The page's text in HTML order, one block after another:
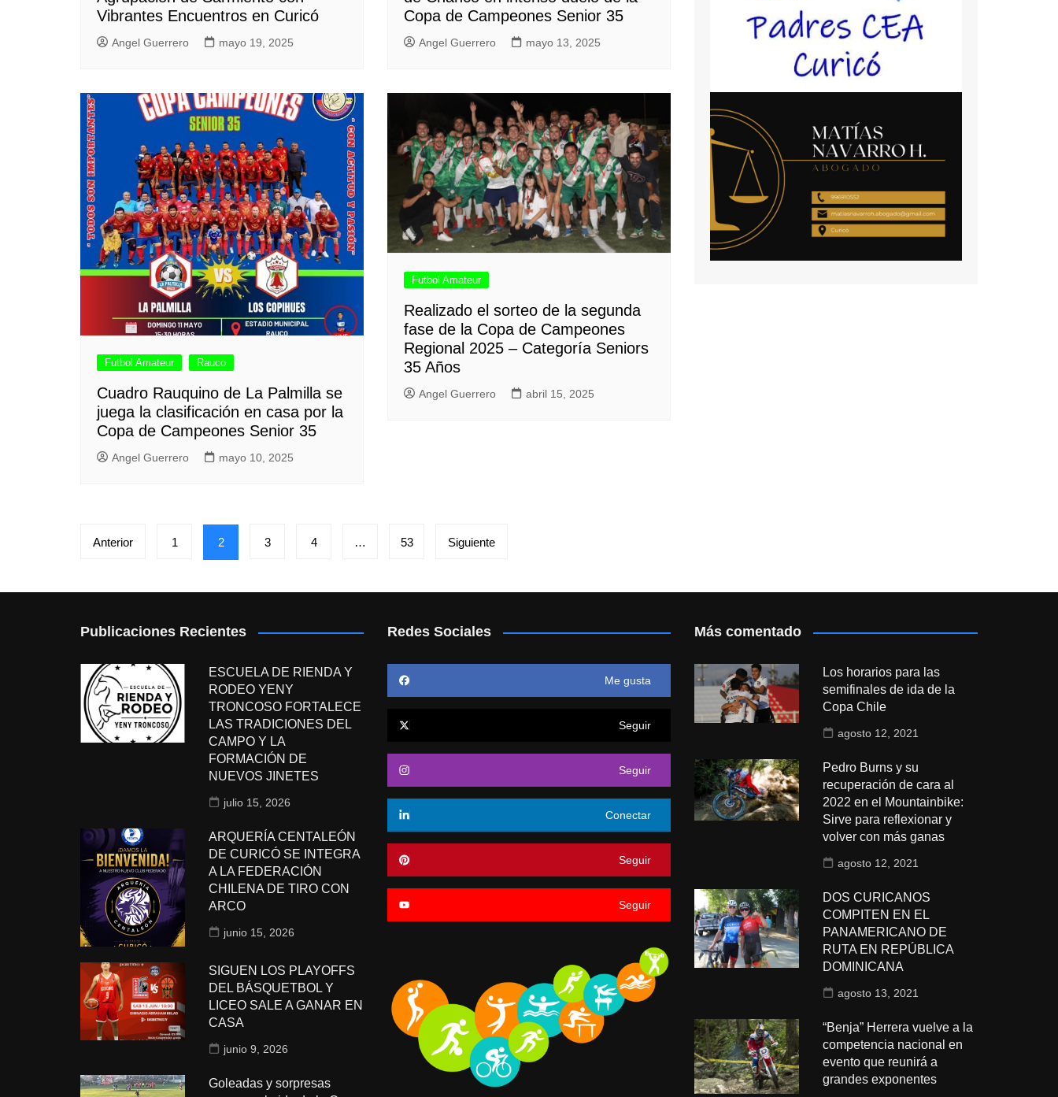
Vibrantes Encuentros en Curicó
Angel Guerrero mayo 19, 2025
Copa de Campeones Senior 35
Angel Guerrero mayo 13, 2025
Futbol Amateur Rauco
Cuadro Rauquino de La Palmilla se
juega la clasificación en casa por la
Copa de Campeones Senior 35
Angel Guerrero mayo 10, 2025
Futbol Amateur
Realizado el sorteo de la segunda
fase de la Copa de Campeones
Regional 2025 – Categoría Seniors
35 Años
Angel Guerrero abril 15, 2025
Paginación
entradas
Anterior 1 2 3 4 … 53 Siguiente
Publicaciones Recientes
ESCUELA DE RIENDA Y
RODEO YENY
TRONCOSO FORTALECE
LAS TRADICIONES DEL
CAMPO Y LA
FORMACIÓN DE
NUEVOS JINETES
julio 15, 2026
ARQUERÍA CENTALEÓN
DE CURICÓ SE INTEGRA
A LA FEDERACIÓN
CHILENA DE TIRO CON
ARCO
junio 15, 2026
SIGUEN LOS PLAYOFFS
DEL BÁSQUETBOL Y
LICEO SALE A GANAR EN
CASA
junio 9, 2026
Goleadas y sorpresas
Redes Sociales
Me gusta
Seguir
Seguir
Conectar
Seguir
Seguir
Más comentado
Los horarios para las
semifinales de ida de la
Copa Chile
agosto 12, 2021
Pedro Burns y su
recuperación de cara al
2022 en el Mountainbike:
Sirve para reflexionar y
volver con más ganas
agosto 12, 2021
DOS CURICANOS
COMPITEN EN EL
PANAMERICANO DE
RUTA EN REPÚBLICA
DOMINICANA
agosto 13, 2021
“Benja” Herrera vuelve a la
competencia nacional en
evento que reunirá a
grandes exponentes